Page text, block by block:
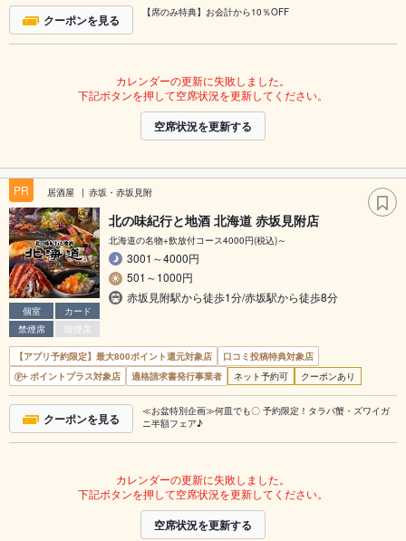
クーポンを見る 【席のみ特典】お会計から10％OFF
カレンダーの更新に失敗しました。
下記ボタンを押して空席状況を更新してください。
空席状況を更新する
PR 居酒屋 赤坂・赤坂見附
個室
カード
禁煙席
喫煙席
北の味紀行と地酒 北海道 赤坂見附店
北海道の名物+飲放付コース4000円(税込)～
3001～4000円
501～1000円
赤坂見附駅から徒歩1分/赤坂駅から徒歩8分
【アプリ予約限定】最大800ポイント還元対象店
口コミ投稿特典対象店
ポイントプラス対象店
適格請求書発行事業者 ネット予約可 クーポンあり
クーポンを見る
≪お盆特別企画≫何皿でも〇 予約限定！タラバ蟹・ズワイガ
ニ半額フェア♪
カレンダーの更新に失敗しました。
下記ボタンを押して空席状況を更新してください。
空席状況を更新する